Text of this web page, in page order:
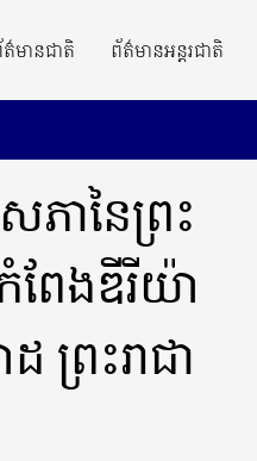
មានជាតិ ព័ត៌មានអន្តរជាតិ
ភា​នៃព្រះ​
ពែងឌីរីយ៉ា
ព្រះរា​ជា​